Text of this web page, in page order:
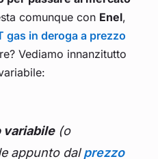
comunque con Enel,
gas in deroga a prezzo
Vediamo innanzitutto
variabile(o
appunto dalprezzo